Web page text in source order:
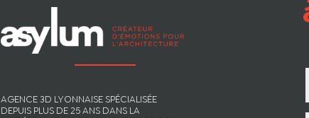
AGENCE 3D LYONNAISE SPÉCIALISÉE
DEPUIS PLUS DE 25 ANS DANS LA